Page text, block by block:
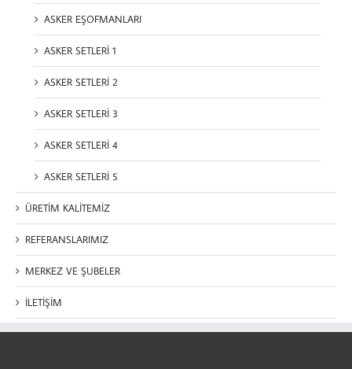
ASKER EŞOFMANLARI
ASKER SETLERİ 1
ASKER SETLERİ 2
ASKER SETLERİ 3
ASKER SETLERİ 4
ASKER SETLERİ 5
ÜRETİM KALİTEMİZ
REFERANSLARIMIZ
MERKEZ VE ŞUBELER
İLETİŞİM